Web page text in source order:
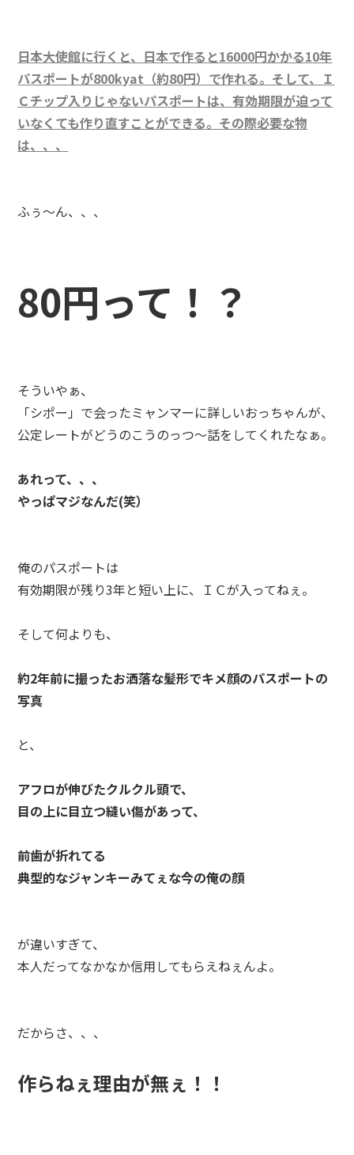
日本大使館に行くと、日本で作ると16000円かかる10年
パスポートが800kyat（約80円）で作れる。そして、Ｉ
Ｃチップ入りじゃないパスポートは、有効期限が迫って
いなくても作り直すことができる。その際必要な物
は、、、
ふぅ～ん、、、
80円って！？
そういやぁ、
「シポー」で会ったミャンマーに詳しいおっちゃんが、
公定レートがどうのこうのっつ～話をしてくれたなぁ。
あれって、、、
やっぱマジなんだ(笑）
俺のパスポートは
有効期限が残り3年と短い上に、ＩＣが入ってねぇ。
そして何よりも、
約2年前に撮ったお洒落な髪形でキメ顔のパスポートの
写真
と、
アフロが伸びたクルクル頭で、
目の上に目立つ縫い傷があって、
前歯が折れてる
典型的なジャンキーみてぇな今の俺の顔
が違いすぎて、
本人だってなかなか信用してもらえねぇんよ。
だからさ、、、
作らねぇ理由が無ぇ！！